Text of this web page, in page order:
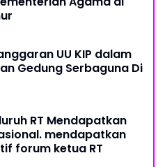
UU KIP dalam
Gedung Serbaguna Di
RT Mendapatkan
mendapatkan
forum ketua RT